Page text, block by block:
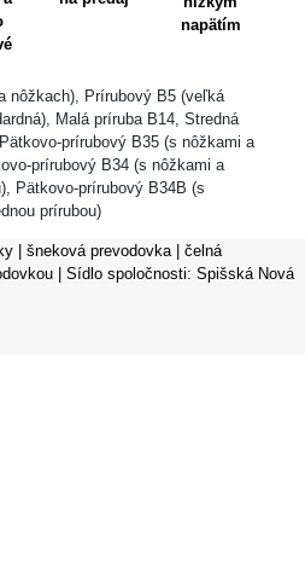
nôžkach), Prírubový B5 (veľká
Malá príruba B14, Stredná
prírubový B35 (s nôžkami a
prírubový B34 (s nôžkami a
Pätkovo-prírubový B34B (s
prírubou)
| šneková prevodovka | čelná
| Sídlo spoločnosti: Spišská Nová